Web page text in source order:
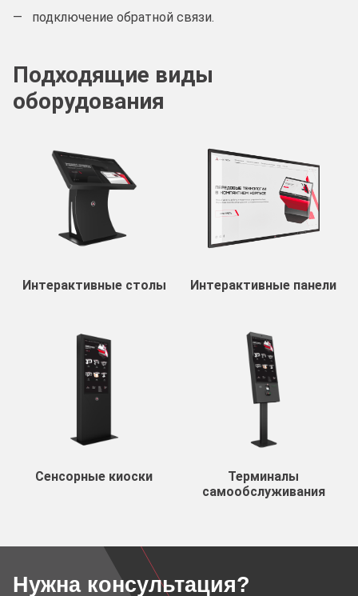
подключение обратной связи.
Подходящие виды
оборудования
Интерактивные столы Интерактивные панели
Сенсорные киоски
Терминалы
самообслуживания
Нужна консультация?